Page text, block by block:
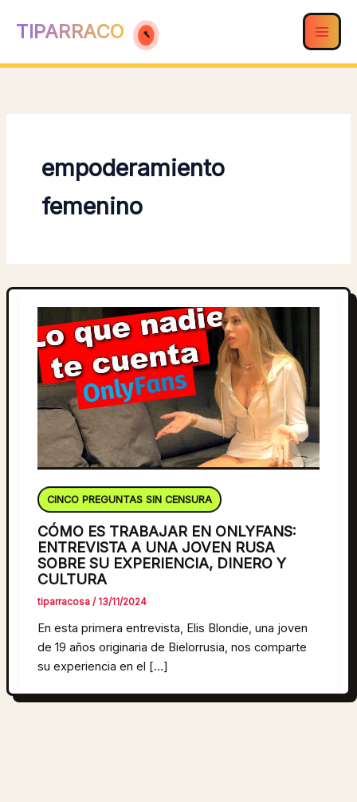
TIPARRACO
empoderamiento
femenino
CINCO PREGUNTAS SIN CENSURA
CÓMO ES TRABAJAR EN ONLYFANS:
ENTREVISTA A UNA JOVEN RUSA
SOBRE SU EXPERIENCIA, DINERO Y
CULTURA
tiparracosa/13/11/2024
En esta primera entrevista, Elis Blondie, una joven
de 19 años originaria de Bielorrusia, nos comparte
su experiencia en el […]